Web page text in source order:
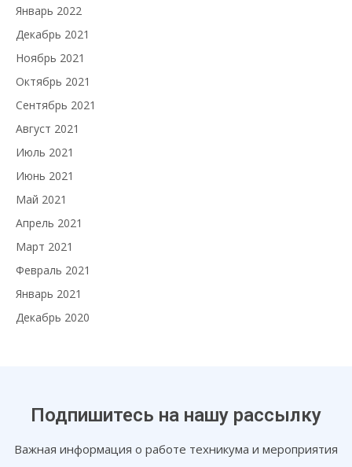
Январь 2022
Декабрь 2021
Ноябрь 2021
Октябрь 2021
Сентябрь 2021
Август 2021
Июль 2021
Июнь 2021
Май 2021
Апрель 2021
Март 2021
Февраль 2021
Январь 2021
Декабрь 2020
Подпишитесь на нашу рассылку
Важная информация о работе техникума и мероприятия